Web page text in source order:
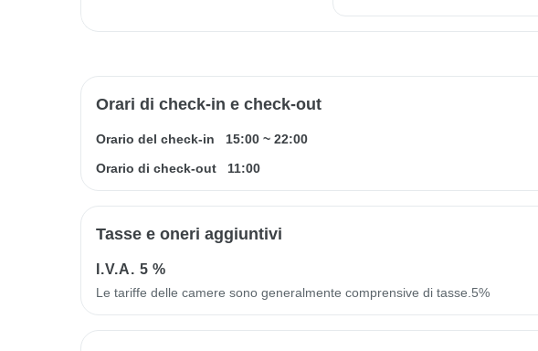
Orari di check-in e check-out
Orario del check-in 15:00 ~ 22:00
Orario di check-out
11:00
Tasse e oneri aggiuntivi
I.V.A. 5 %
Le tariffe delle camere sono generalmente comprensive di tasse.5%